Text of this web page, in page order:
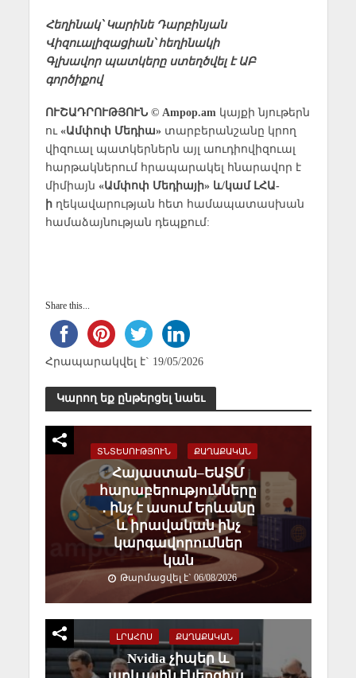
Հեղինակ՝ Կարինե Դարբինյան
Վիզուալիզացիան՝ հեղինակի
Գլխավոր պատկերը ստեղծվել է ԱԲ
գործիքով
ՈՒՇԱԴՐՈՒԹՅՈՒՆ © Ampop.am կայքի նյութերն
ու «Ամփոփ Մեդիա»տարբերանշանը կրող
վիզուալ պատկերներն այլ աուդիովիզուալ
հարթակներում հրապարակել հնարավոր է
միմիայն «Ամփոփ Մեդիայի» և/կամ ԼՀԱ-
իղեկավարության հետ համապատասխան
համաձայնության դեպքում:
Share this...
Հրապարակվել է` 19/05/2026
Կարող եք ընթերցել նաեւ
ՏՆՏԵՍՈՒԹՅՈՒՆ ՔԱՂԱՔԱԿԱՆ
Հայաստան–ԵԱՏՄ
հարաբերությունները
․ ինչ է ասում Երևանը
և իրավական ինչ
կարգավորումներ
կան
Թարմացվել է` 06/08/2026
ԼՐԱՀՈՍ ՔԱՂԱՔԱԿԱՆ
Nvidia չիպեր և